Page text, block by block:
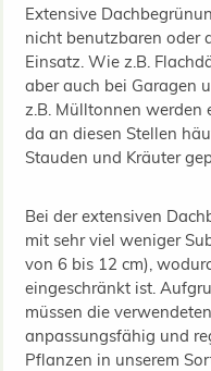
Extensive
nicht benutzbaren oder
Einsatz. Wie z.B.
aber auch bei Garagen
z.B. Mülltonnen werden
da an diesen Stellen
Stauden und Kräuter
Bei der extensiven
mit sehr viel weniger
von 6 bis 12 cm),
eingeschränkt ist.
müssen die
anpassungsfähig und
Pflanzen in unserem